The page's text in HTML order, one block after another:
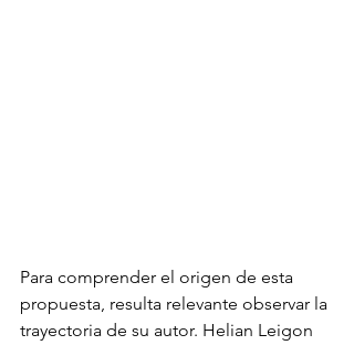
Para comprender el origen de esta
propuesta, resulta relevante observar la
trayectoria de su autor. Helian Leigon